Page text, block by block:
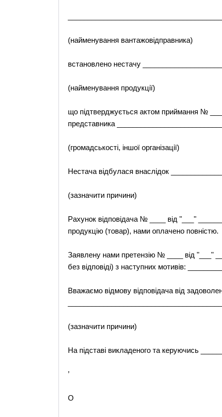
(найменування вантажовідправника)
встановлено нестачу
(найменування продукції)
що підтверджується актом приймання №
представника
(громадськості, іншої організації)
Нестача відбулася внаслідок
(зазначити причини)
Рахунок відповідача № ____ від "___"
продукцію (товар), нами оплачено повністю.
Заявлену нами претензію № ____ від "___"
без відповіді) з наступних мотивів:
Вважаємо відмову відповідача від
(зазначити причини)
На підставі викладеного та керуючись
’
O